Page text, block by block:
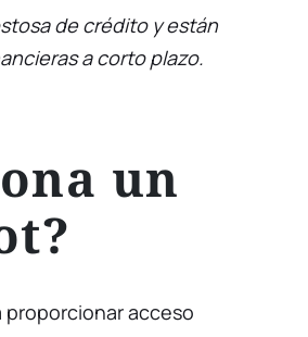
de crédito y están
a corto plazo.
un
acceso